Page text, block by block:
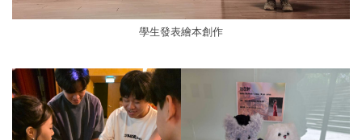
學生發表繪本創作